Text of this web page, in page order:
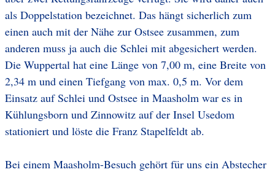
als Doppelstation bezeichnet. Das hängt sicherlich zum
einen auch mit der Nähe zur Ostsee zusammen, zum
anderen muss ja auch die Schlei mit abgesichert werden.
Die Wuppertal hat eine Länge von 7,00 m, eine Breite von
2,34 m und einen Tiefgang von max. 0,5 m. Vor dem
Einsatz auf Schlei und Ostsee in Maasholm war es in
Kühlungsborn und Zinnowitz auf der Insel Usedom
stationiert und löste die Franz Stapelfeldt ab.
Bei einem Maasholm-Besuch gehört für uns ein Abstecher